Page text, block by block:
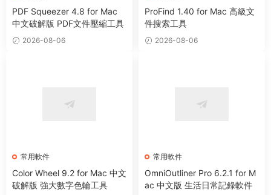
PDF Squeezer 4.8 for Mac
中文破解版 PDF文件壓縮工具
2026-08-06
ProFind 1.40 for Mac 高級文
件搜索工具
2026-08-06
常用軟件
Color Wheel 9.2 for Mac 中文
破解版 強大數字色輪工具
常用軟件
OmniOutliner Pro 6.2.1 for M
ac 中文版 生活日常記錄軟件